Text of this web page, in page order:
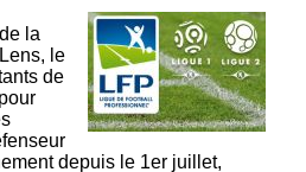
la
le
de
depuis le 1er juillet,